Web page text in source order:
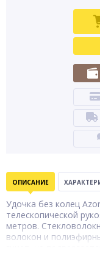
ОПИСАНИЕ
Удочка без колец
телескопической
метров.
волокон и